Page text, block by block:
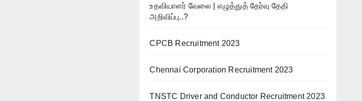
உதவியாளர் வேலை | எழுத்துத் தேர்வு தேதி
அறிவிப்பு..?
CPCB Recruitment 2023
Chennai Corporation Recruitment 2023
TNSTC Driver and Conductor Recruitment 2023